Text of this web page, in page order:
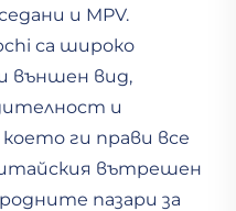
и MPV.
са широко
външен вид,
и
ги прави все
вътрешен
пазари за